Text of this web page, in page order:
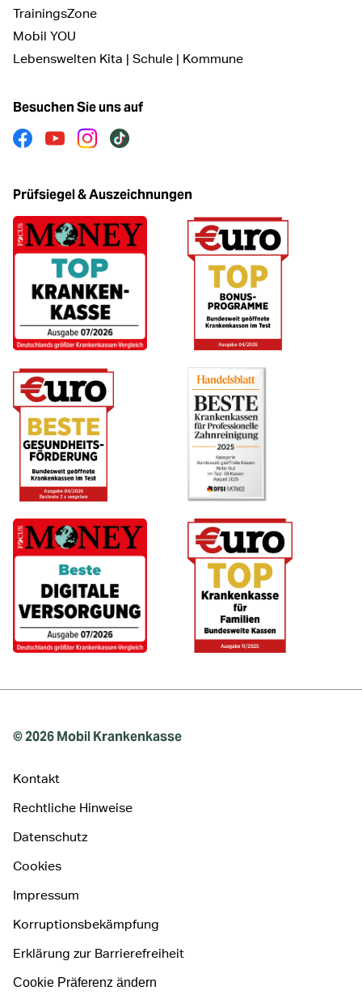
TrainingsZone
Mobil YOU
Lebenswelten Kita | Schule | Kommune
Besuchen Sie uns auf
FacebookYoutubeInstagram
Tiktok
Prüfsiegel & Auszeichnungen
© 2026 Mobil Krankenkasse
Kontakt
Rechtliche Hinweise
Datenschutz
Cookies
Impressum
Korruptionsbekämpfung
Erklärung zur Barrierefreiheit
Cookie Präferenz ändern